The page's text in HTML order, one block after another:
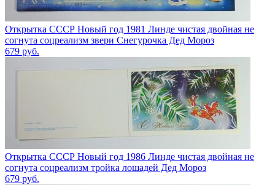
Открытка СССР Новый год 1981 Линде чистая двойная не
согнута соцреализм звери Снегурочка Дед Мороз
679 руб.
Открытка СССР Новый год 1986 Линде чистая двойная не
согнута соцреализм тройка лошадей Дед Мороз
679 руб.